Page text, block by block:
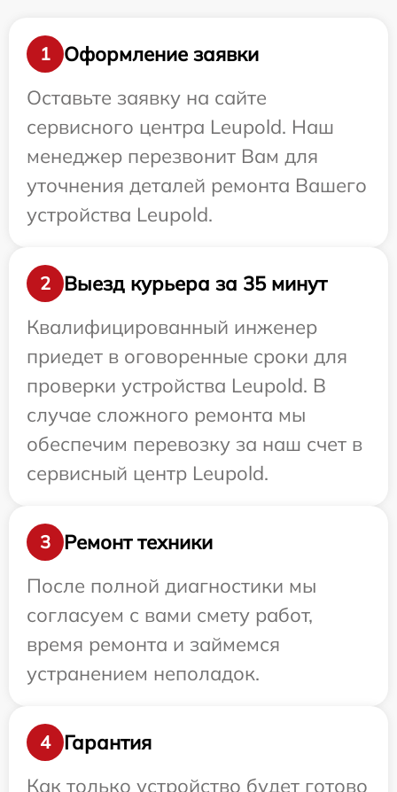
1
Оформление заявки
Оставьте заявку на сайте
сервисного центра Leupold. Наш
менеджер перезвонит Вам для
уточнения деталей ремонта Вашего
устройства Leupold.
2
Выезд курьера за 35 минут
Квалифицированный инженер
приедет в оговоренные сроки для
проверки устройства Leupold. В
случае сложного ремонта мы
обеспечим перевозку за наш счет в
сервисный центр Leupold.
3
Ремонт техники
После полной диагностики мы
согласуем с вами смету работ,
время ремонта и займемся
устранением неполадок.
4
Гарантия
Как только устройство будет готово